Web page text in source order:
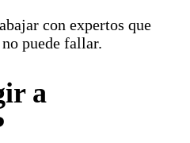
con expertos que
puede fallar.
a